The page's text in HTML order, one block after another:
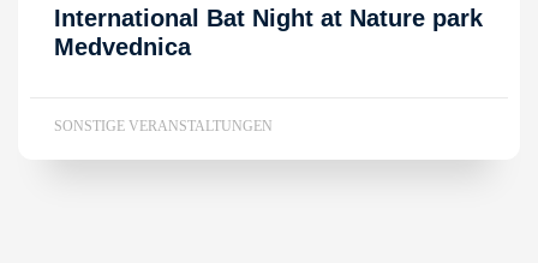
International Bat Night at Nature park
Medvednica
SONSTIGE VERANSTALTUNGEN